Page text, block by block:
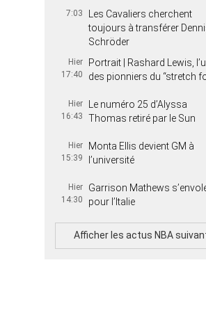
7:03
Les Cavaliers cherchent
toujours à transférer
Schröder
Hier
17:40
Portrait | Rashard Lewis,
des pionniers du “stretch
Hier
16:43
Le numéro 25 d’Alyssa
Thomas retiré par le Sun
Hier
15:39
Monta Ellis devient GM à
l’université
Hier
14:30
Garrison Mathews
pour l’Italie
Afficher les actus NBA